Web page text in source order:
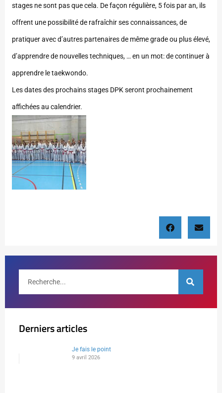
stages ne sont pas que cela. De façon régulière, 5 fois par an, ils
offrent une possibilité de rafraîchir ses connaissances, de
pratiquer avec d’autres partenaires de même grade ou plus élevé,
d’apprendre de nouvelles techniques, … en un mot: de continuer à
apprendre le taekwondo.
Les dates des prochains stages DPK seront prochainement
affichées au calendrier.
Derniers articles
Je fais le point
9 avril 2026